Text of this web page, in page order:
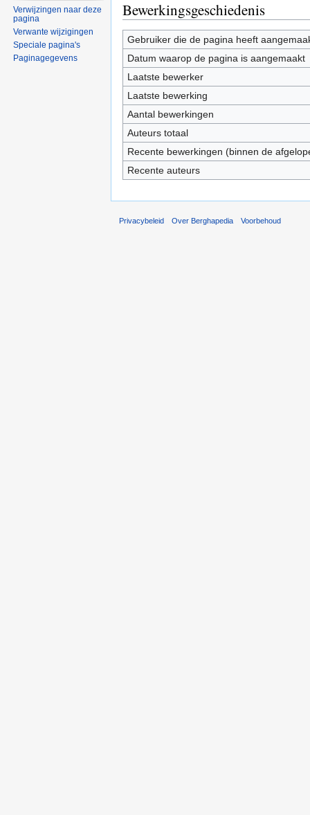
Bewerkingsgeschiedenis
Gebruiker die de pagina heeft
Datum waarop de pagina is aangemaakt
Laatste bewerker
Laatste bewerking
Aantal bewerkingen
Auteurs totaal
Recente bewerkingen (binnen de
Recente auteurs
Verwijzingen naar deze
pagina
Verwante wijzigingen
Speciale pagina's
Paginagegevens
Privacybeleid Over Berghapedia Voorbehoud